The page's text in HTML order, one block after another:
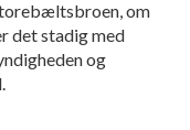
om
det stadig med
og